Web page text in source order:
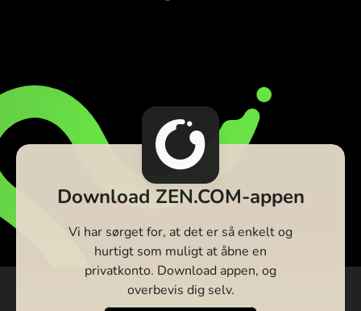
Download ZEN.COM-appen
Vi har sørget for, at det er så enkelt og
hurtigt som muligt at åbne en
privatkonto. Download appen, og
overbevis dig selv.